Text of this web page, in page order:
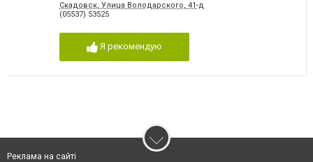
Скадовск, Улица Володарского, 41-д
(05537) 53525
Я рекомендую
Реклама на сайті